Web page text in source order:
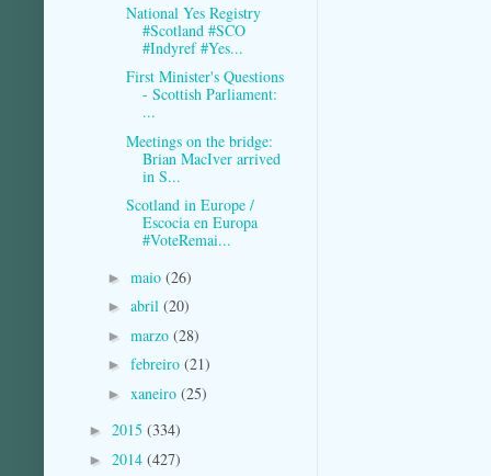
National Yes Registry
#Scotland #SCO
#Indyref #Yes...
First Minister's Questions
- Scottish Parliament:
...
Meetings on the bridge:
Brian MacIver arrived
in S...
Scotland in Europe /
Escocia en Europa
#VoteRemai...
► maio (26)
► abril (20)
► marzo (28)
► febreiro (21)
► xaneiro (25)
► 2015 (334)
► 2014 (427)